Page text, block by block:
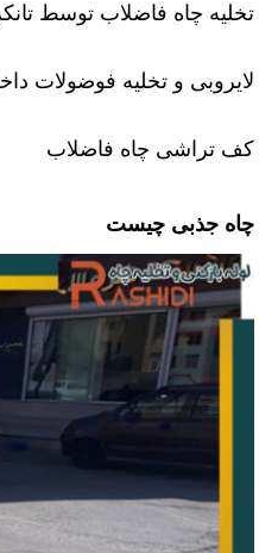
تخلیه چاه فاضلاب توسط
لایروبی و تخلیه فوضولات
کف تراشی چاه فاضلاب
چاه جذبی چیست